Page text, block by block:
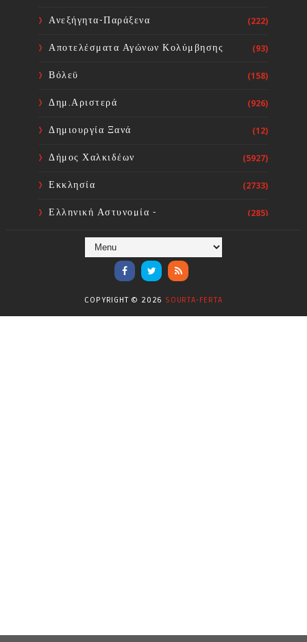
Συλλόγων Χώρας: Άμεση
επίσπευση των διαδικασιών και
Ανεξήγητα-Παράξενα (222)
Αποτελέσματα Αγώνων Κολύμβησης (93)
Βόλεϋ (158)
Δημ.Αριστερά (926)
Δημιουργία Ξανά (12)
Δήμος Χαλκιδέων (5927)
Εκκλησία (2733)
Ελληνική Αστυνομία -
(285)
Ενόργανη Γυμναστική
COPYRIGHT © 2026 SOURTA-FERTA